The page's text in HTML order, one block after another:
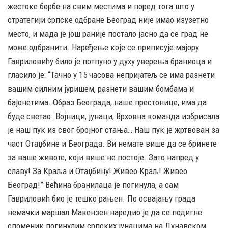
жестоке борбе на свим местима и поред тога што у
стратегији српске одбране Београд није имао изузетно
место, и мада је још раније постало јасно да се град не
може одбранити. Наређење које се приписује мајору
Гавриловићу било је потпуно у духу уверења браниоца и
гласило је: “Тачно у 15 часова непријатељ се има разнети
вашим силним јуришем, разнети вашим бомбама и
бајонетима. Образ Београда, наше престонице, има да
буде светао. Војници, јунаци, Врховна команда избрисала
је наш пук из свог бројног стања… Наш пук је жртвован за
част Отаџбине и Београда. Ви немате више да се бринете
за ваше животе, који више не постоје. Зато напред у
славу! За Краља и Отаџбину! Живео Краљ! Живео
Београд!” Већина бранилаца је погинула, а сам
Гавриловић био је тешко рањен. По освајању града
немачки маршал Макензен наредио је да се подигне
споменик погинулим српских јунацима на Дунавском